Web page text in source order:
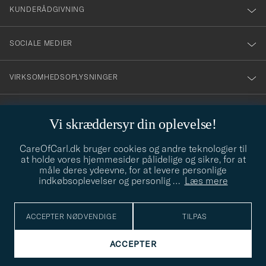
Vi skræddersyr din oplevelse!
CareOfCarl.dk bruger cookies og andre teknologier til
at holde vores hjemmesider pålidelige og sikre, for at
måle deres ydeevne, for at levere personlige
indkøbsoplevelser og personlig … Læs mere
ACCEPTER NØDVENDIGE TILPAS
ACCEPTER
nyhetsbrev!
KUNDERÅDGIVNING
SOCIALE MEDIER
VIRKSOMHEDSOPLYSNINGER
info@careofcarl.dk
Behøver du hjælp til at finde din stil? Lad os hjælpe dig, vi hjælper
gerne til!
STILRÅD